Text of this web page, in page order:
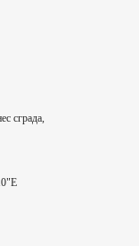
сграда,